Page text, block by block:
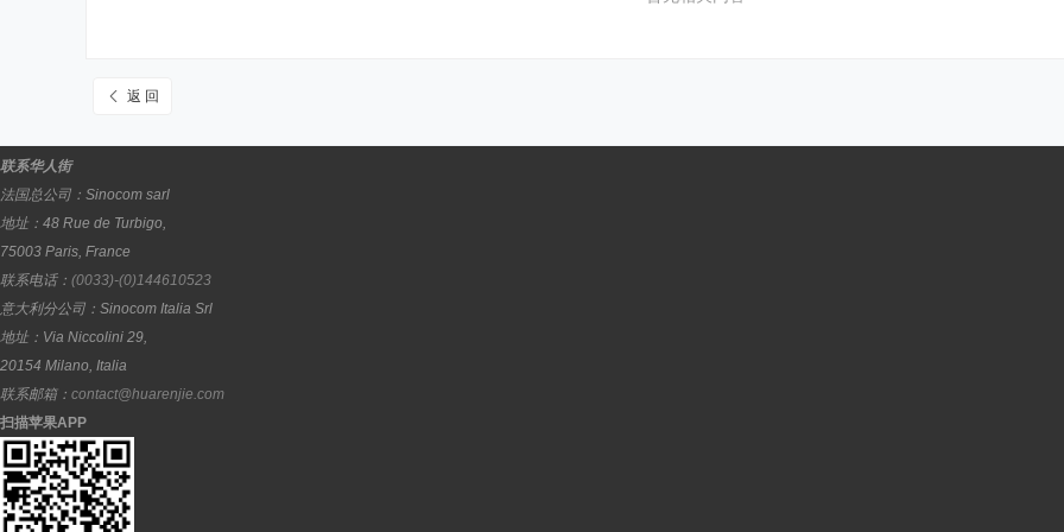
返 回
联系华人街
法国总公司： Sinocom sarl
地址： 48 Rue de Turbigo,
75003 Paris, France
联系电话： (0033)-(0)144610523
意大利分公司： Sinocom Italia Srl
地址： Via Niccolini 29,
20154 Milano, Italia
联系邮箱： contact@huarenjie.com
扫描苹果APP